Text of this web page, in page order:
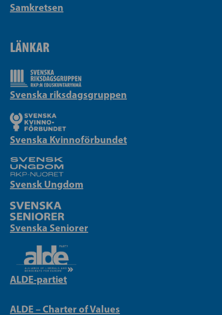
Samkretsen
LÄNKAR
Svenska riksdagsgruppen
Svenska Kvinnoförbundet
Svensk Ungdom
Svenska Seniorer
ALDE-partiet
ALDE – Charter of Values